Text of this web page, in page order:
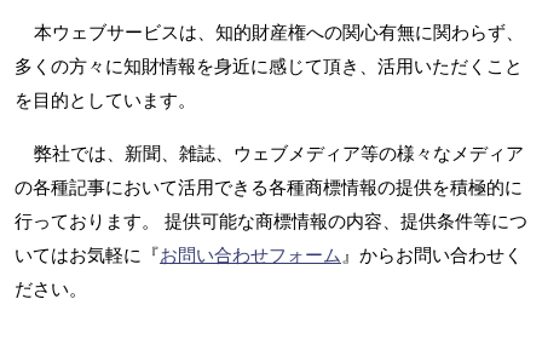
本ウェブサービスは、知的財産権への関心有無に関わらず、
多くの方々に知財情報を身近に感じて頂き、活用いただくこと
を目的としています。
弊社では、新聞、雑誌、ウェブメディア等の様々なメディア
の各種記事において活用できる各種商標情報の提供を積極的に
行っております。 提供可能な商標情報の内容、提供条件等につ
いてはお気軽に『お問い合わせフォーム 』からお問い合わせく
ださい。